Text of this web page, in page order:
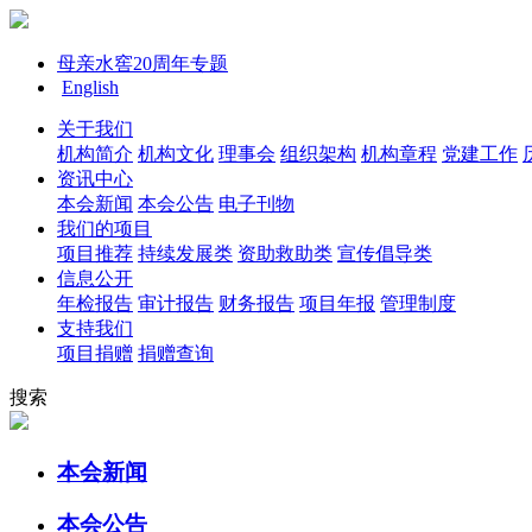
母亲水窖20周年专题
English
关于我们
机构简介 机构文化 理事会 组织架构 机构章程 党建工作
资讯中心
本会新闻 本会公告 电子刊物
我们的项目
项目推荐 持续发展类 资助救助类 宣传倡导类
信息公开
年检报告 审计报告 财务报告 项目年报 管理制度
支持我们
项目捐赠 捐赠查询
搜索
本会新闻
本会公告